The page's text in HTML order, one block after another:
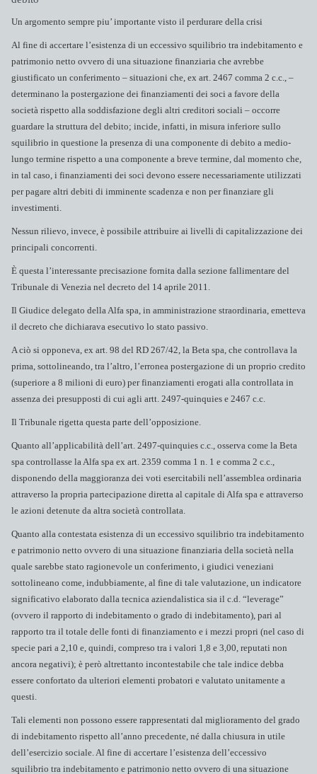
Un argomento sempre piu’ importante visto il perdurare della crisi
Al fine di accertare l’esistenza di un eccessivo squilibrio tra indebitamento e
patrimonio netto ovvero di una situazione finanziaria che avrebbe
giustificato un conferimento – situazioni che, ex art. 2467 comma 2 c.c., –
determinano la postergazione dei finanziamenti dei soci a favore della
società rispetto alla soddisfazione degli altri creditori sociali – occorre
guardare la struttura del debito; incide, infatti, in misura inferiore sullo
squilibrio in questione la presenza di una componente di debito a medio-
lungo termine rispetto a una componente a breve termine, dal momento che,
in tal caso, i finanziamenti dei soci devono essere necessariamente utilizzati
per pagare altri debiti di imminente scadenza e non per finanziare gli
investimenti.
Nessun rilievo, invece, è possibile attribuire ai livelli di capitalizzazione dei
principali concorrenti.
È questa l’interessante precisazione fornita dalla sezione fallimentare del
Tribunale di Venezia nel decreto del 14 aprile 2011.
Il Giudice delegato della Alfa spa, in amministrazione straordinaria, emetteva
il decreto che dichiarava esecutivo lo stato passivo.
A ciò si opponeva, ex art. 98 del RD 267/42, la Beta spa, che controllava la
prima, sottolineando, tra l’altro, l’erronea postergazione di un proprio credito
(superiore a 8 milioni di euro) per finanziamenti erogati alla controllata in
assenza dei presupposti di cui agli artt. 2497-quinquies e 2467 c.c.
Il Tribunale rigetta questa parte dell’opposizione.
Quanto all’applicabilità dell’art. 2497-quinquies c.c., osserva come la Beta
spa controllasse la Alfa spa ex art. 2359 comma 1 n. 1 e comma 2 c.c.,
disponendo della maggioranza dei voti esercitabili nell’assemblea ordinaria
attraverso la propria partecipazione diretta al capitale di Alfa spa e attraverso
le azioni detenute da altra società controllata.
Quanto alla contestata esistenza di un eccessivo squilibrio tra indebitamento
e patrimonio netto ovvero di una situazione finanziaria della società nella
quale sarebbe stato ragionevole un conferimento, i giudici veneziani
sottolineano come, indubbiamente, al fine di tale valutazione, un indicatore
significativo elaborato dalla tecnica aziendalistica sia il c.d. “leverage”
(ovvero il rapporto di indebitamento o grado di indebitamento), pari al
rapporto tra il totale delle fonti di finanziamento e i mezzi propri (nel caso di
specie pari a 2,10 e, quindi, compreso tra i valori 1,8 e 3,00, reputati non
ancora negativi); è però altrettanto incontestabile che tale indice debba
essere confortato da ulteriori elementi probatori e valutato unitamente a
questi.
Tali elementi non possono essere rappresentati dal miglioramento del grado
di indebitamento rispetto all’anno precedente, né dalla chiusura in utile
dell’esercizio sociale. Al fine di accertare l’esistenza dell’eccessivo
squilibrio tra indebitamento e patrimonio netto ovvero di una situazione